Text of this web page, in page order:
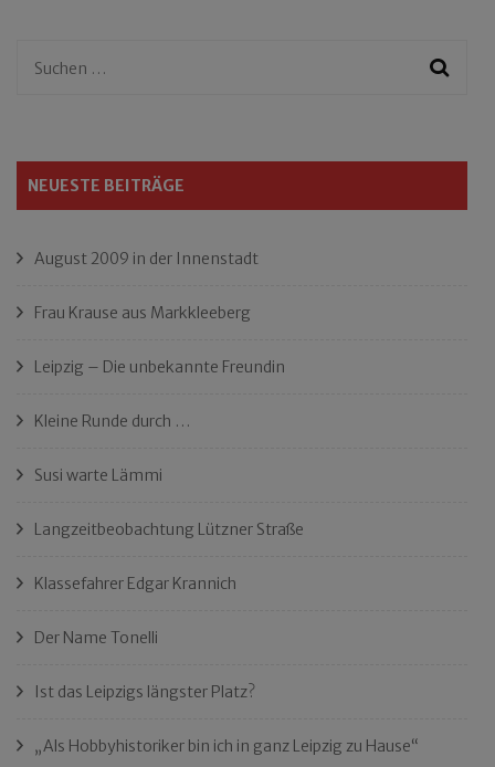
Suchen
NEUESTE BEITRÄGE
August 2009 in der Innenstadt
Frau Krause aus Markkleeberg
Leipzig – Die unbekannte Freundin
Kleine Runde durch …
Susi warte Lämmi
Langzeitbeobachtung Lützner Straße
Klassefahrer Edgar Krannich
Der Name Tonelli
Ist das Leipzigs längster Platz?
„Als Hobbyhistoriker bin ich in ganz Leipzig zu Hause“